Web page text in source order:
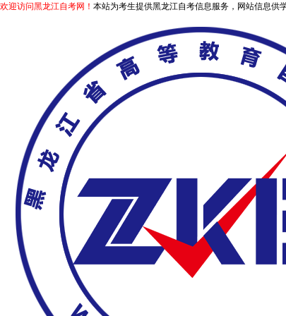
欢迎访问黑龙江自考网！ 本站为考生提供黑龙江自考信息服务，网站信息供